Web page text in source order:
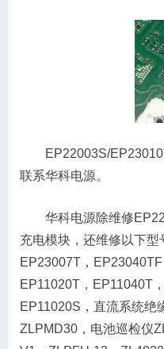
EP22003S/
联系华科电源。
华科电源除维修
充电模块，还维修以下型
EP23007T，
EP11020T，EP11040T
EP11020S，直流系统绝
ZLPMD30，电池巡检仪